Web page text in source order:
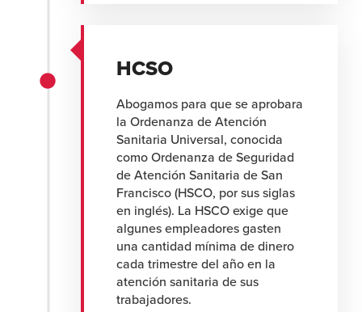
HCSO
Abogamos para que se aprobara
la Ordenanza de Atención
Sanitaria Universal, conocida
como Ordenanza de Seguridad
de Atención Sanitaria de San
Francisco (HSCO, por sus siglas
en inglés). La HSCO exige que
algunes empleadores gasten
una cantidad mínima de dinero
cada trimestre del año en la
atención sanitaria de sus
trabajadores.